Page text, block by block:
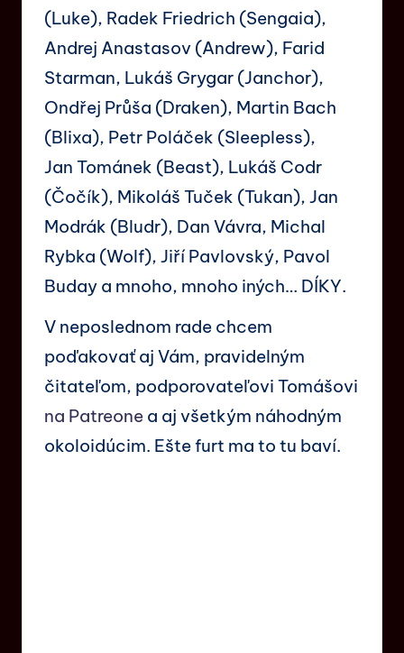
(Luke), Radek Friedrich (Sengaia),
Andrej Anastasov (Andrew), Farid
Starman, Lukáš Grygar (Janchor),
Ondřej Průša (Draken), Martin Bach
(Blixa), Petr Poláček (Sleepless),
Jan Tománek (Beast), Lukáš Codr
(Čočík), Mikoláš Tuček (Tukan), Jan
Modrák (Bludr), Dan Vávra, Michal
Rybka (Wolf), Jiří Pavlovský, Pavol
Buday a mnoho, mnoho iných… DÍKY.
V neposlednom rade chcem
poďakovať aj Vám, pravidelným
čitateľom, podporovateľovi Tomášovi
na Patreone a aj všetkým náhodným
okoloidúcim. Ešte furt ma to tu baví.